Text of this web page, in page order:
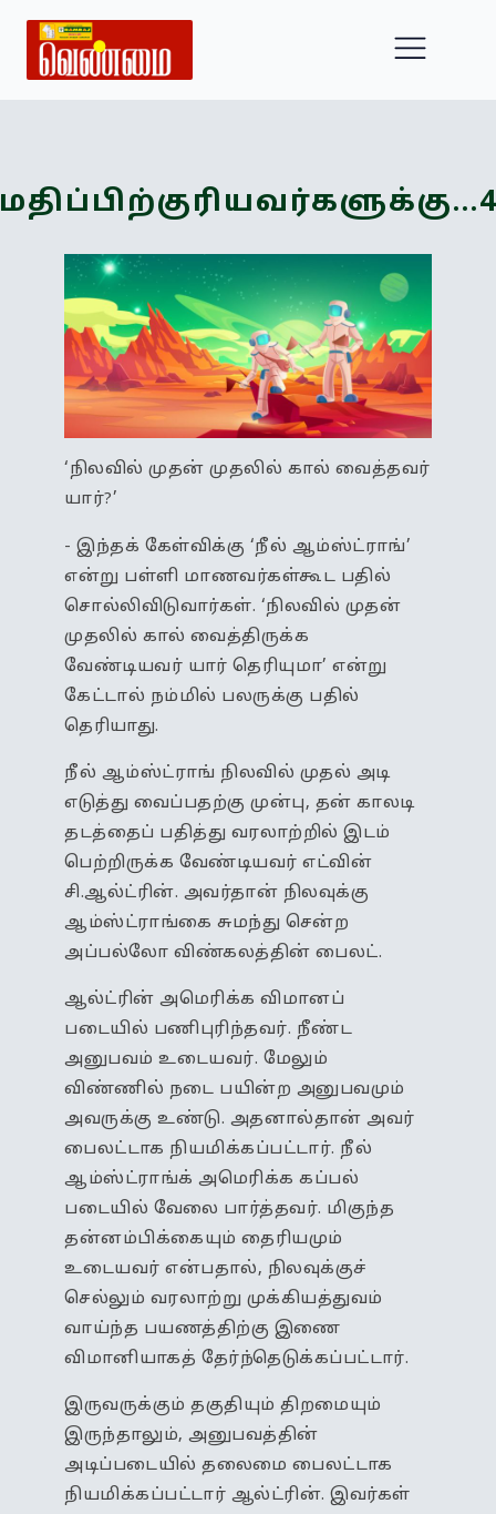
‘நிலவில் முதன் முதலில் கால் வைத்தவர்
யார்?’
- இந்தக் கேள்விக்கு ‘நீல் ஆம்ஸ்ட்ராங்’
என்று பள்ளி மாணவர்கள்கூட பதில்
சொல்லிவிடுவார்கள். ‘நிலவில் முதன்
முதலில் கால் வைத்திருக்க
வேண்டியவர் யார் தெரியுமா’ என்று
கேட்டால் நம்மில் பலருக்கு பதில்
தெரியாது.
நீல் ஆம்ஸ்ட்ராங் நிலவில் முதல் அடி
எடுத்து வைப்பதற்கு முன்பு, தன் காலடி
தடத்தைப் பதித்து வரலாற்றில் இடம்
பெற்றிருக்க வேண்டியவர் எட்வின்
சி.ஆல்ட்ரின். அவர்தான் நிலவுக்கு
ஆம்ஸ்ட்ராங்கை சுமந்து சென்ற
அப்பல்லோ விண்கலத்தின் பைலட்.
ஆல்ட்ரின் அமெரிக்க விமானப்
படையில் பணிபுரிந்தவர். நீண்ட
அனுபவம் உடையவர். மேலும்
விண்ணில் நடை பயின்ற அனுபவமும்
அவருக்கு உண்டு. அதனால்தான் அவர்
பைலட்டாக நியமிக்கப்பட்டார். நீல்
ஆம்ஸ்ட்ராங்க் அமெரிக்க கப்பல்
படையில் வேலை பார்த்தவர். மிகுந்த
தன்னம்பிக்கையும் தைரியமும்
உடையவர் என்பதால், நிலவுக்குச்
செல்லும் வரலாற்று முக்கியத்துவம்
வாய்ந்த பயணத்திற்கு இணை
விமானியாகத் தேர்ந்தெடுக்கப்பட்டார்.
இருவருக்கும் தகுதியும் திறமையும்
இருந்தாலும், அனுபவத்தின்
அடிப்படையில் தலைமை பைலட்டாக
நியமிக்கப்பட்டார் ஆல்ட்ரின். இவர்கள்